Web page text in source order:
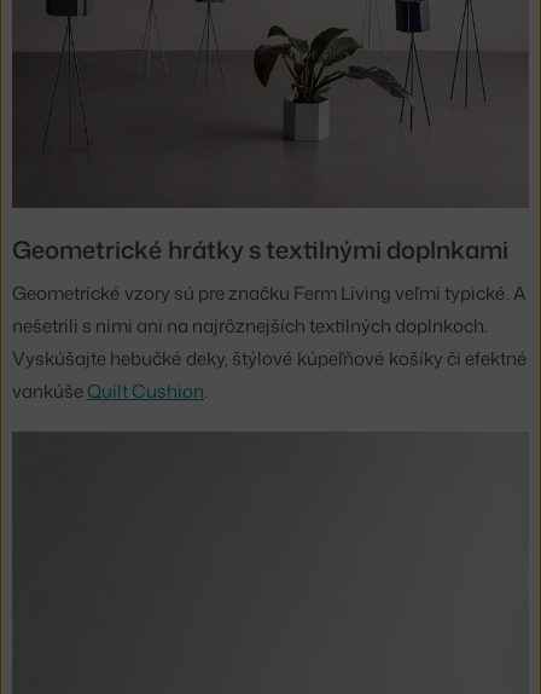
Geometrické hrátky s textilnými doplnkami
Geometrické vzory sú pre značku Ferm Living veľmi typické. A
nešetrili s nimi ani na najrôznejších textilných doplnkoch.
Vyskúšajte hebučké deky, štýlové kúpeľňové košíky či efektné
vankúšeQuilt Cushion.